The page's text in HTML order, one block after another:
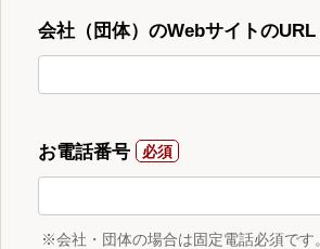
会社（団体）のWebサイトのURL
お電話番号
※会社・団体の場合は固定電話必須です。